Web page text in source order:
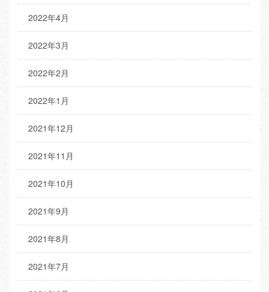
2022年4月
2022年3月
2022年2月
2022年1月
2021年12月
2021年11月
2021年10月
2021年9月
2021年8月
2021年7月